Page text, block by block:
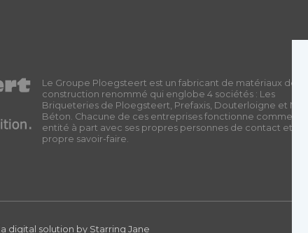
Le Groupe Ploegsteert est un fabricant de matériaux de
construction renommé qui englobe 4 sociétés : Les
Briqueteries de Ploegsteert, Prefaxis, Douterloigne et MD
Béton. Chacune de ces entreprises fonctionne comme une
entité à part avec ses propres personnes de contact et son
propre savoir-faire.
a digital solution by Starring Jane